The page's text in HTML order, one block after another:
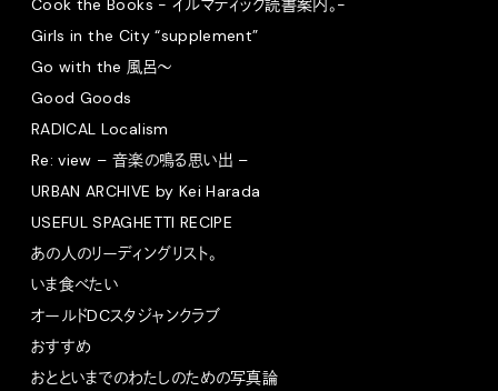
Girls in the City “supplement”
Go with the 風呂〜
Good Goods
RADICAL Localism
Re: view – 音楽の鳴る思い出 –
URBAN ARCHIVE by Kei Harada
USEFUL SPAGHETTI RECIPE
あの人のリーディングリスト。
いま食べたい
オールドDCスタジャンクラブ
おすすめ
おとといまでのわたしのための写真論